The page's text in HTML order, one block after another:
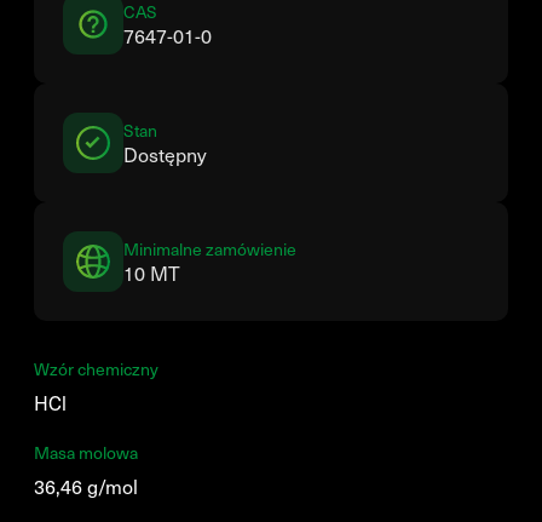
CAS
7647-01-0
Stan
Dostępny
Minimalne zamówienie
10 MT
Wzór chemiczny
HCl
Masa molowa
36,46 g/mol